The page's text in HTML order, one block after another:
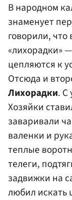
В народном
знаменует
говорили, что
«лихорадки»
цепляются к
Отсюда и
Лихорадки. С
Хозяйки
заваривали
валенки и
теплые
телеги,
задвижки на
любил искать